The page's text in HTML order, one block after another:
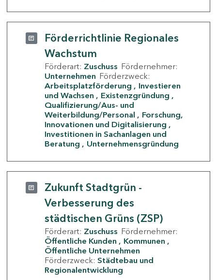
Förderrichtlinie Regionales
Wachstum
Förderart: Zuschuss Fördernehmer:
Unternehmen Förderzweck:
Arbeitsplatzförderung
Investieren
und Wachsen
Existenzgründung
Qualifizierung/Aus- und
Weiterbildung/Personal
Forschung,
Innovationen und Digitalisierung
Investitionen in Sachanlagen und
Beratung
Unternehmensgründung
Zukunft Stadtgrün -
Verbesserung des
städtischen Grüns (ZSP)
Förderart: Zuschuss Fördernehmer:
Öffentliche Kunden
Kommunen
Öffentliche Unternehmen
Förderzweck: Städtebau und
Regionalentwicklung